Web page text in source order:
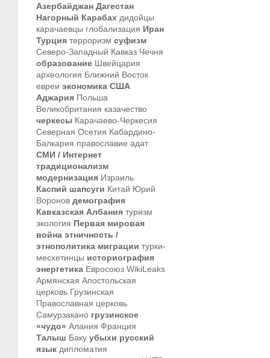
Азербайджан Дагестан
Нагорный Карабах дидойцы
карачаевцы глобализация Иран
Турция терроризм суфизм
Северо-Западный Кавказ Чечня
образование Швейцария
археология Ближний Восток
евреи экономика США
Аджария Польша
Великобритания казачество
черкесы Карачаево-Черкесия
Северная Осетия Кабардино-
Балкария православие адат
СМИ / Интернет
традиционализм
модернизация Израиль
Каспий шапсуги Китай Юрий
Воронов демография
Кавказская Албания туризм
экология Первая мировая
война этничность /
этнополитика миграции турки-
месхетинцы историография
энергетика Евросоюз WikiLeaks
Армянская Апостольская
церковь Грузинская
Православная церковь
Самурзакано грузинское
«чудо» Алания Франция
Талыш Баку убыхи русский
язык дипломатия